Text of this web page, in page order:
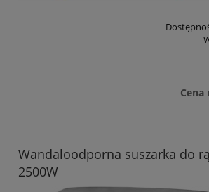
Cena
Wandaloodporna suszarka do
2500W